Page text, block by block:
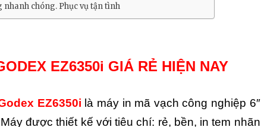
nhanh chóng. Phục vụ tận tình
EZ6350i GIÁ RẺ HIỆN NAY
EZ6350i là máy in mã vạch công nghiệp 6″
được thiết kế với tiêu chí: rẻ, bền, in tem nhãn